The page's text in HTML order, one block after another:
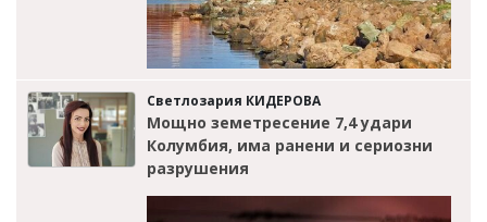
Светлозария КИДЕРОВА
Мощно земетресение 7,4 удари
Колумбия, има ранени и сериозни
разрушения